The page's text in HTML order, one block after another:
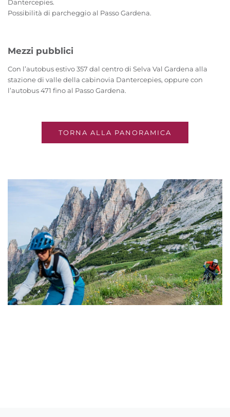
Dantercepies.
Possibilità di parcheggio al Passo Gardena.
Mezzi pubblici
Con l’autobus estivo 357 dal centro di Selva Val Gardena alla
stazione di valle della cabinovia Dantercepies, oppure con
l’autobus 471 fino al Passo Gardena.
TORNA ALLA PANORAMICA